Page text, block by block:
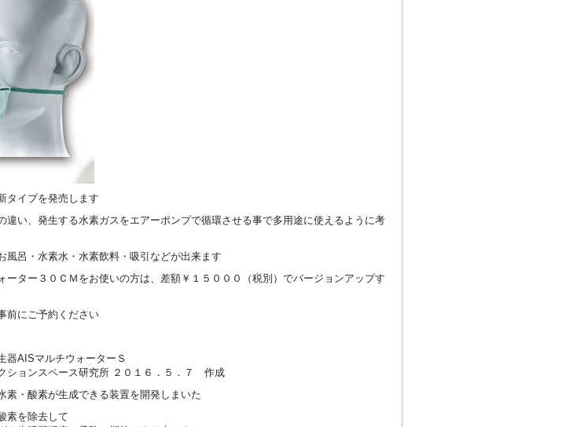
タイプを発売します
違い、発生する水素ガスをエアーポンプで循環させる事で多用途に使えるように考
風呂・水素水・水素飲料・吸引などが出来ます
ーター３０ＣＭをお使いの方は、差額￥１５０００（税別）でバージョンアップす
前にご予約ください
AISマルチウォーターＳ
ションスペース研究所 ２０１６．５．７ 作成
素・酸素が生成できる装置を開発しまいた
素を除去して